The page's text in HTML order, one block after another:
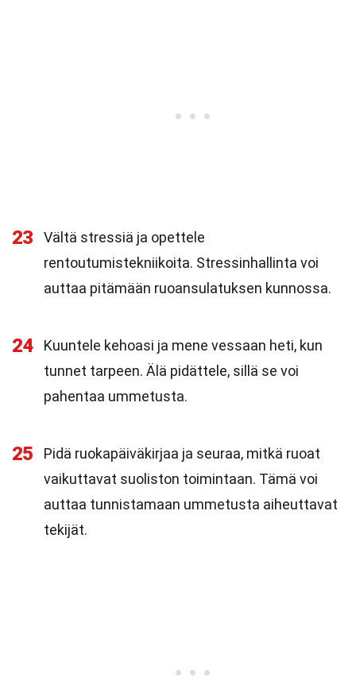
23
Vältä stressiä ja opettele
rentoutumistekniikoita. Stressinhallinta voi
auttaa pitämään ruoansulatuksen kunnossa.
24
Kuuntele kehoasi ja mene vessaan heti, kun
tunnet tarpeen. Älä pidättele, sillä se voi
pahentaa ummetusta.
25
Pidä ruokapäiväkirjaa ja seuraa, mitkä ruoat
vaikuttavat suoliston toimintaan. Tämä voi
auttaa tunnistamaan ummetusta aiheuttavat
tekijät.